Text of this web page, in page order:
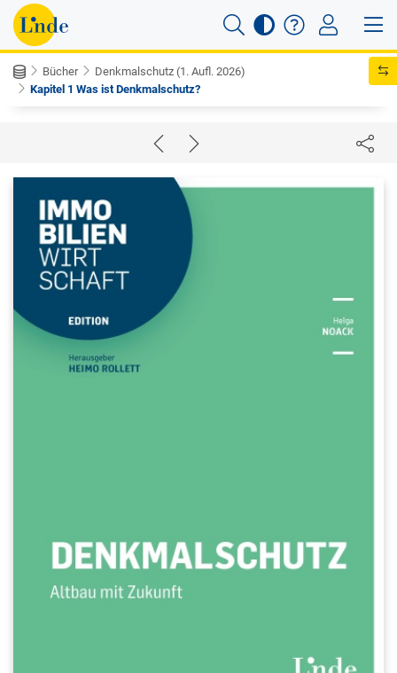
Bücher
Denkmalschutz (1. Aufl. 2026)
Kapitel 1 Was ist Denkmalschutz?